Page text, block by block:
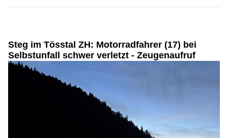
Steg im Tösstal ZH: Motorradfahrer (17) bei
Selbstunfall schwer verletzt - Zeugenaufruf